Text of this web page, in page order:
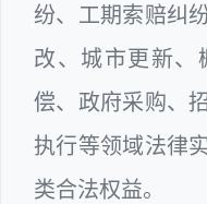
纷、工期索赔纠
改、城市更新、
偿、政府采购、
执行等领域法律
类合法权益。